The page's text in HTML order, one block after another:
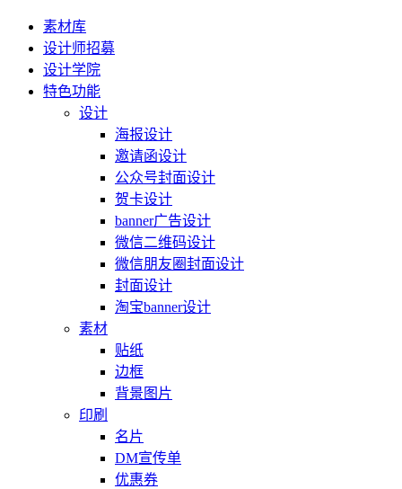
素材库
设计师招募
设计学院
特色功能
设计
海报设计
邀请函设计
公众号封面设计
贺卡设计
banner广告设计
微信二维码设计
微信朋友圈封面设计
封面设计
淘宝banner设计
素材
贴纸
边框
背景图片
印刷
名片
DM宣传单
优惠券